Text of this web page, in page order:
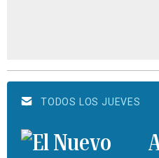
TODOS LOS JUEVES